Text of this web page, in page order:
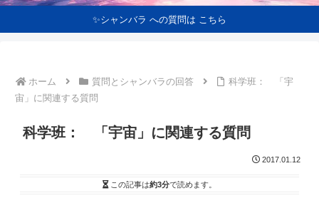
✨シャンバラ への質問は こちら
ホーム 質問とシャンバラの回答
科学班： 「宇
宙」に関連する質問
科学班： 「宇宙」に関連する質問
2017.01.12
この記事は約3分で読めます。